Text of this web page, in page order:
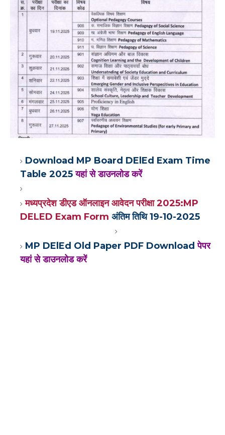
Download MP Board DElEd Exam Time
Table 2025यहां से डाउनलोड करें
मध्यप्रदेश डीएड ऑनलाइन आवेदन परीक्षा 2025:MP
DELED Exam Form अंतिम तिथि 19-10-2025
MP DElEd Old Paper PDF Downloadपेपर
यहां से डाउनलोड करें